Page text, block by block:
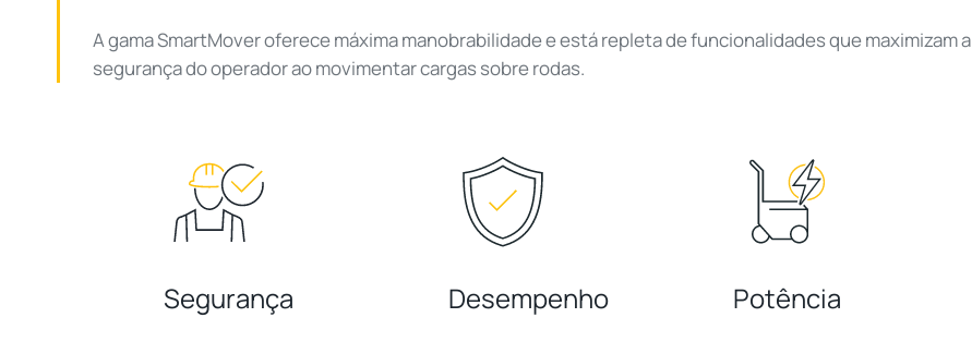
A gama SmartMover oferece máxima manobrabilidade e está repleta de funcionalidades que maximizam a
segurança do operador ao movimentar cargas sobre rodas.
Segurança Desempenho Potência